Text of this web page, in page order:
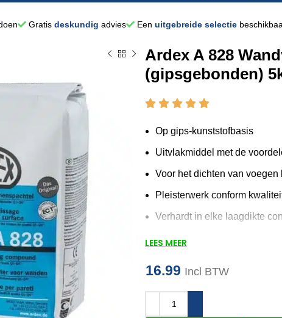
Gratis deskundig advies Een uitgebreide selectie
Ardex A 828
(gipsgebonden)
Op gips-kunststofbasis
Uitvlakmiddel met de
Voor het dichten van
Pleisterwerk conform
Verhardt in elke laagdikte
Klinkt niet in
type 4 B conform EN 13863
LEES MEER
16.99 Incl BTW